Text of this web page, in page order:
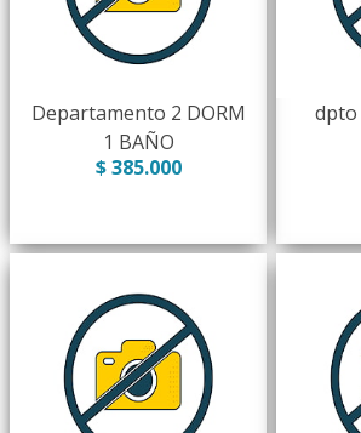
Departamento 2 DORM
1 BAÑO
$ 385.000
dpto